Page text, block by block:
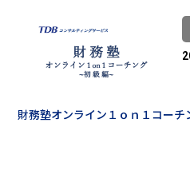
財務塾オンライン１ｏｎ１コーチ